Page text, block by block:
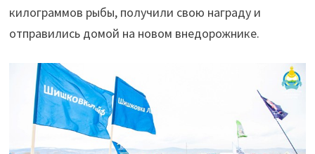
килограммов рыбы, получили свою награду и
отправились домой на новом внедорожнике.